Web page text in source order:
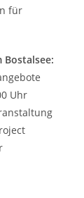
für
Bostalsee:
Uhr